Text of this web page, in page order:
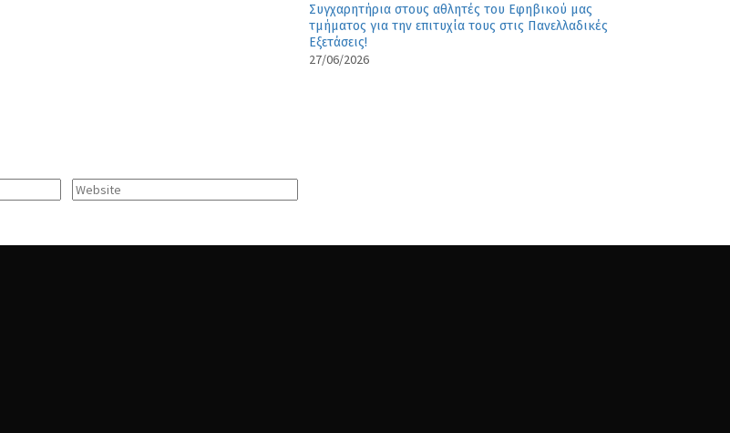
Συγχαρητήρια στους αθλητές του Εφηβικού μας
τμήματος για την επιτυχία τους στις Πανελλαδικές
Εξετάσεις!
27/06/2026